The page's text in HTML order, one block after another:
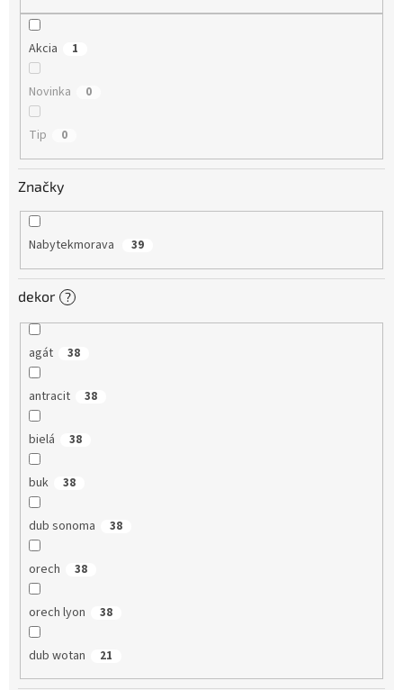
Akcia 1
Novinka 0
Tip 0
Značky
Nabytekmorava 39
dekor ?
agát 38
antracit 38
bielá 38
buk 38
dub sonoma 38
orech 38
orech lyon 38
dub wotan 21